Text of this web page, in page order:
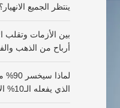
ينتظر الجميع الانهيار؟
بين الأزمات وتقلب
أرباح من الذهب
الذي يفعله الـ10% الأذكى)